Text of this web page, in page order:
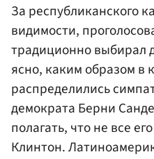
За республиканского
видимости,
традиционно выбирал
ясно, каким образом в
распределились
демократа Берни
полагать, что не все
Клинтон.